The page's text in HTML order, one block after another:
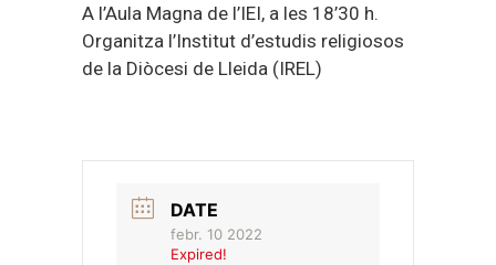
A l’Aula Magna de l’IEI, a les 18’30 h.
Organitza l’Institut d’estudis religiosos
de la Diòcesi de Lleida (IREL)
DATE
febr. 10 2022
Expired!